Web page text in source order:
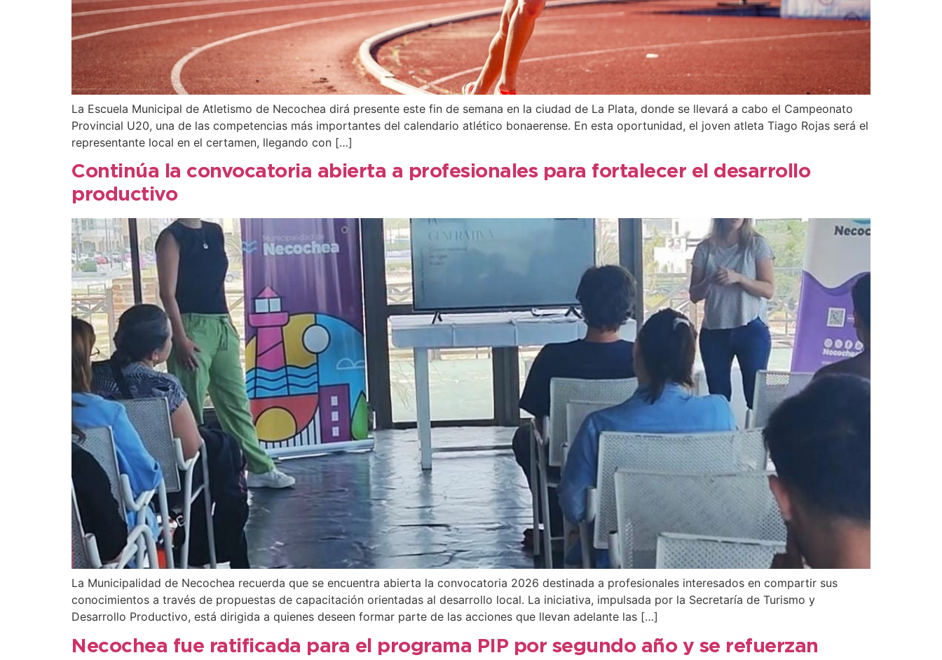
La Escuela Municipal de Atletismo de Necochea dirá presente este fin de semana en la ciudad de La Plata, donde se llevará a cabo el Campeonato
Provincial U20, una de las competencias más importantes del calendario atlético bonaerense. En esta oportunidad, el joven atleta Tiago Rojas será el
representante local en el certamen, llegando con […]
Continúa la convocatoria abierta a profesionales para fortalecer el desarrollo
productivo
La Municipalidad de Necochea recuerda que se encuentra abierta la convocatoria 2026 destinada a profesionales interesados en compartir sus
conocimientos a través de propuestas de capacitación orientadas al desarrollo local. La iniciativa, impulsada por la Secretaría de Turismo y
Desarrollo Productivo, está dirigida a quienes deseen formar parte de las acciones que llevan adelante las […]
Necochea fue ratificada para el programa PIP por segundo año y se refuerzan